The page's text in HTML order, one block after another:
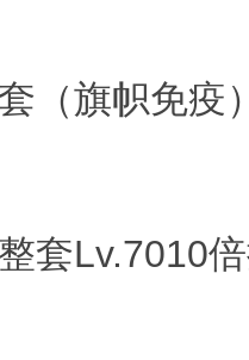
（旗帜免疫
套Lv.7010